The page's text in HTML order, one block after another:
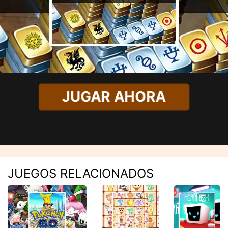
JUGAR AHORA
JUEGOS RELACIONADOS